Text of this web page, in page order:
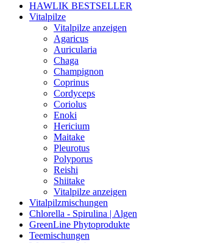
HAWLIK BESTSELLER
Vitalpilze
Vitalpilze anzeigen
Agaricus
Auricularia
Chaga
Champignon
Coprinus
Cordyceps
Coriolus
Enoki
Hericium
Maitake
Pleurotus
Polyporus
Reishi
Shiitake
Vitalpilze anzeigen
Vitalpilzmischungen
Chlorella - Spirulina | Algen
GreenLine Phytoprodukte
Teemischungen